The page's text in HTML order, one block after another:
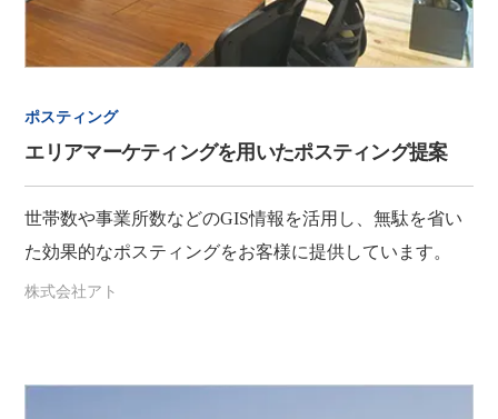
ポスティング
エリアマーケティングを用いたポスティング提案
世帯数や事業所数などのGIS情報を活用し、無駄を省い
た効果的なポスティングをお客様に提供しています。
株式会社アト